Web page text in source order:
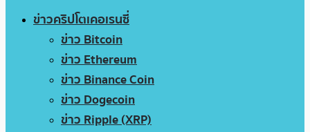
ข่าวคริปโตเคอเรนซี่
ข่าว Bitcoin
ข่าว Ethereum
ข่าว Binance Coin
ข่าว Dogecoin
ข่าว Ripple (XRP)